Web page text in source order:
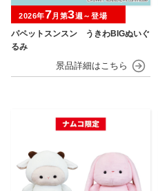
パペットスンスン うきわBIGぬいぐ
るみ
2026年7月第3週～登場